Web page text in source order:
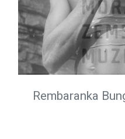
Rembaranka